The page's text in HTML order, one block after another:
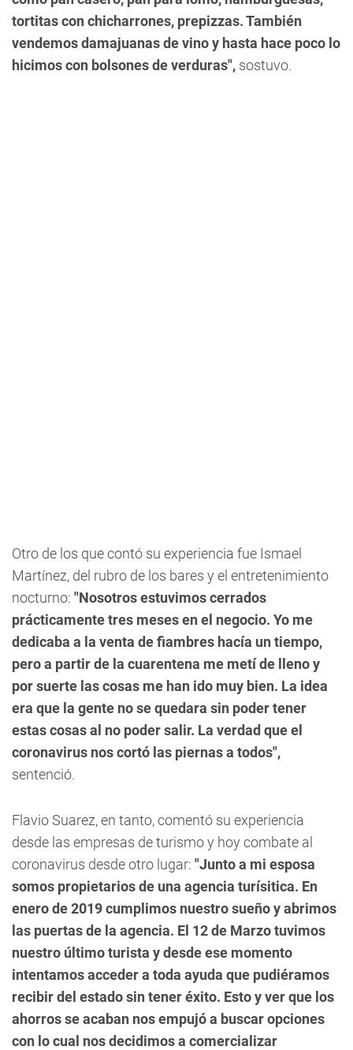
tortitas con chicharrones, prepizzas. También
vendemos damajuanas de vino y hasta hace poco lo
hicimos con bolsones de verduras", sostuvo.
Otro de los que contó su experiencia fue Ismael
Martínez, del rubro de los bares y el entretenimiento
nocturno: "Nosotros estuvimos cerrados
prácticamente tres meses en el negocio. Yo me
dedicaba a la venta de fiambres hacía un tiempo,
pero a partir de la cuarentena me metí de lleno y
por suerte las cosas me han ido muy bien. La idea
era que la gente no se quedara sin poder tener
estas cosas al no poder salir. La verdad que el
coronavirus nos cortó las piernas a todos",
sentenció.
Flavio Suarez, en tanto, comentó su experiencia
desde las empresas de turismo y hoy combate al
coronavirus desde otro lugar: "Junto a mi esposa
somos propietarios de una agencia turísitica. En
enero de 2019 cumplimos nuestro sueño y abrimos
las puertas de la agencia. El 12 de Marzo tuvimos
nuestro último turista y desde ese momento
intentamos acceder a toda ayuda que pudiéramos
recibir del estado sin tener éxito. Esto y ver que los
ahorros se acaban nos empujó a buscar opciones
con lo cual nos decidimos a comercializar